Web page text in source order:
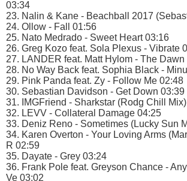
03:34
23. Nalin & Kane - Beachball 2017
24. Ollow - Fall 01:56
25. Nato Medrado - Sweet Heart 03:16
26. Greg Kozo feat. Sola Plexus - Vibrate
27. LANDER feat. Matt Hylom - The Dawn
28. No Way Back feat. Sophia Black -
29. Pink Panda feat. Zy - Follow Me 02:48
30. Sebastian Davidson - Get Down 03:39
31. IMGFriend - Sharkstar (Rodg Chill
32. LEVV - Collateral Damage 04:25
33. Deniz Reno - Sometimes (Lucky Sun
34. Karen Overton - Your Loving Arms
R 02:59
35. Dayate - Grey 03:24
36. Frank Pole feat. Greyson Chance -
Ve 03:02